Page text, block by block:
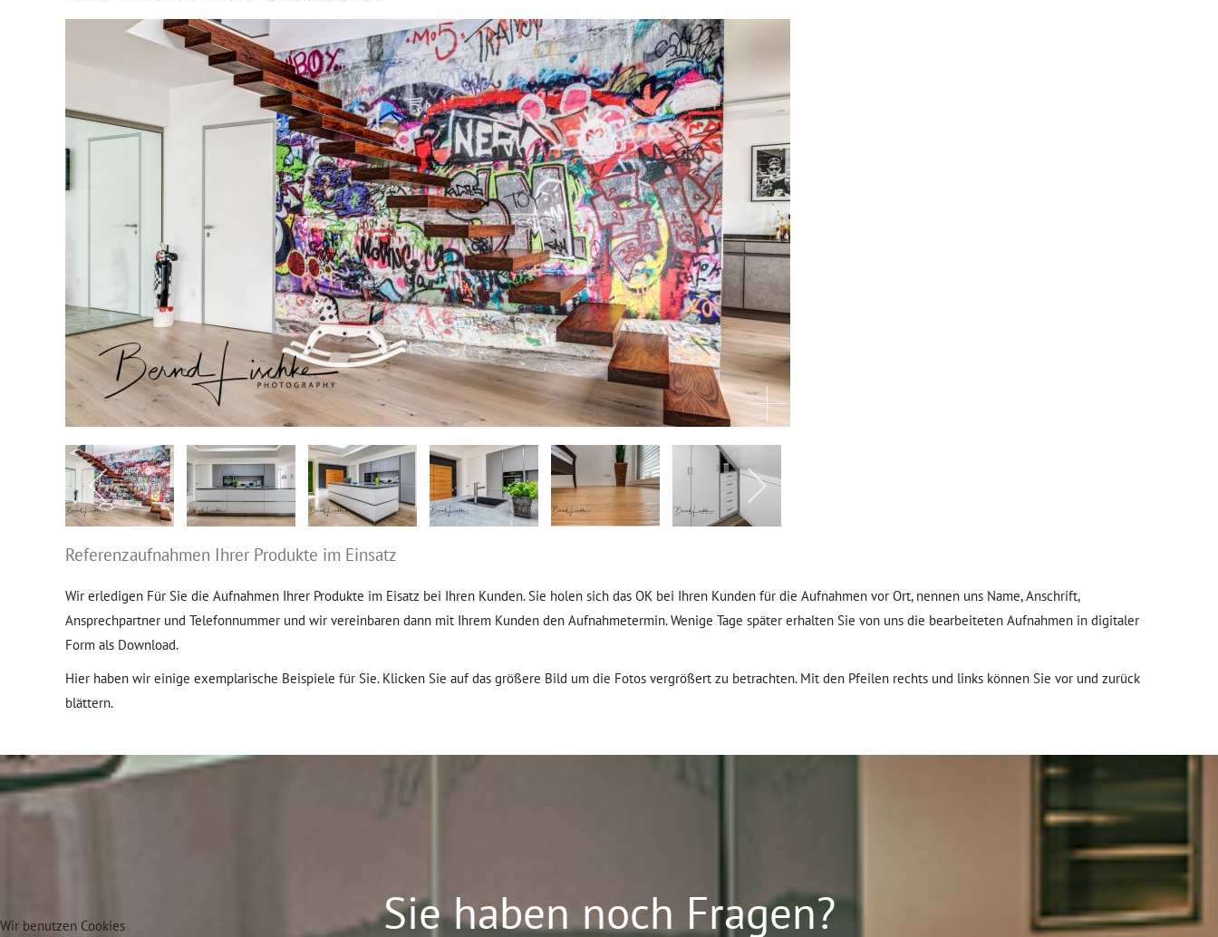
Referenzaufnahmen Ihrer Produkte im Einsatz
Wir erledigen Für Sie die Aufnahmen Ihrer Produkte im Eisatz bei Ihren Kunden. Sie holen sich das OK bei Ihren Kunden für die Aufnahmen vor Ort, nennen uns Name, Anschrift,
Ansprechpartner und Telefonnummer und wir vereinbaren dann mit Ihrem Kunden den Aufnahmetermin. Wenige Tage später erhalten Sie von uns die bearbeiteten Aufnahmen in digitaler
Form als Download.
Hier haben wir einige exemplarische Beispiele für Sie. Klicken Sie auf das größere Bild um die Fotos vergrößert zu betrachten. Mit den Pfeilen rechts und links können Sie vor und zurück
blättern.
Sie haben noch Fragen?
Wir benutzen Cookies